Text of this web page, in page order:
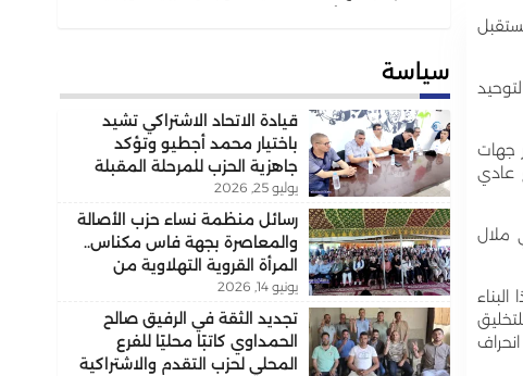
جهات
عادي
ملال
سياسة
قيادة الاتحاد الاشتراكي تشيد
باختيار محمد أجطيو وتؤكد
جاهزية الحزب للمرحلة المقبلة
يوليو 25, 2026
رسائل منظمة نساء حزب الأصالة
والمعاصرة بجهة فاس مكناس..
المرأة القروية التهلاوية من
الفاعل الاجتماعي إلى الشريك
التنموي..
يونيو 14, 2026
تجديد الثقة في الرفيق صالح
الحمداوي كاتبًا محليًا للفرع
المحلي لحزب التقدم والاشتراكية